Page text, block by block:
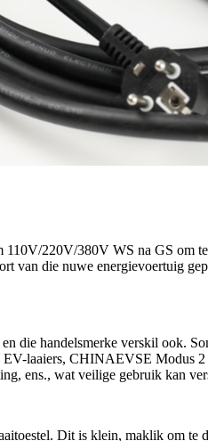
110V/220V/380V WS na GS om
van die nuwe energievoertuig
die handelsmerke verskil ook.
laaiers, CHINAEVSE Modus
ens., wat veilige gebruik kan
Dit is klein, maklik om